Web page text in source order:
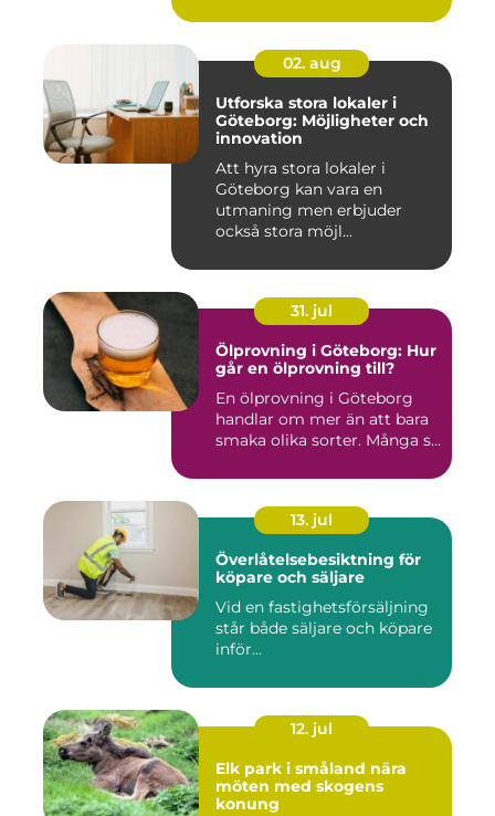
02. aug
Utforska stora lokaler i
Göteborg: Möjligheter och
innovation
Att hyra stora lokaler i
Göteborg kan vara en
utmaning men erbjuder
också stora möjl...
31. jul
Ölprovning i Göteborg: Hur
går en ölprovning till?
En ölprovning i Göteborg
handlar om mer än att bara
smaka olika sorter. Många s...
13. jul
Överlåtelsebesiktning för
köpare och säljare
Vid en fastighetsförsäljning
står både säljare och köpare
inför...
12. jul
Elk park i småland nära
möten med skogens
konung